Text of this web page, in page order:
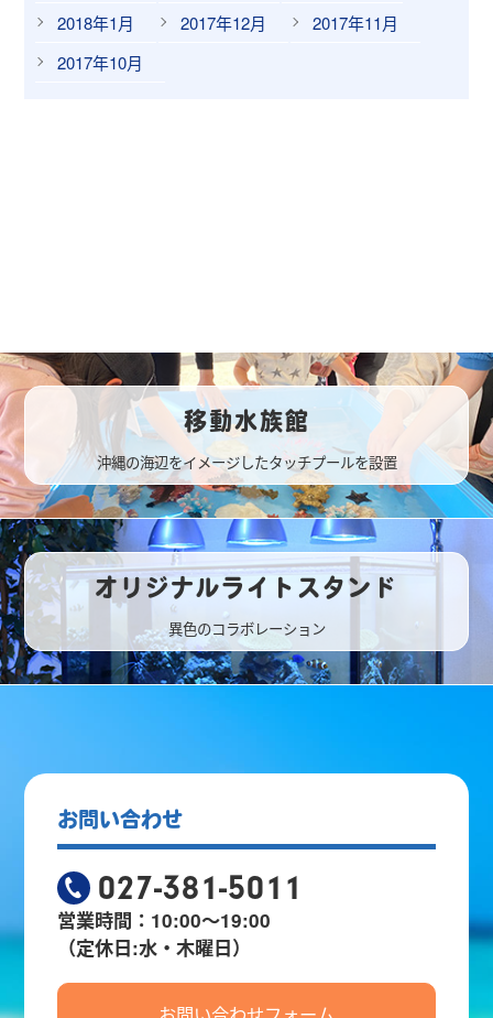
2018年1月
2017年12月
2017年11月
2017年10月
移動水族館
沖縄の海辺をイメージしたタッチプールを設置
オリジナルライトスタンド
異色のコラボレーション
お問い合わせ
027-381-5011
営業時間：10:00～19:00
（定休日:水・木曜日）